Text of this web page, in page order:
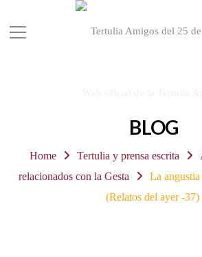
BLOG
Home Tertulia y prensa escrita
relacionados con la Gesta
La
(Relatos del ayer -37)